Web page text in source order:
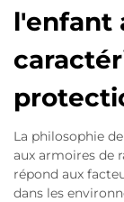
l'enfant
La philosophie
aux armoires de
répond aux
dans les